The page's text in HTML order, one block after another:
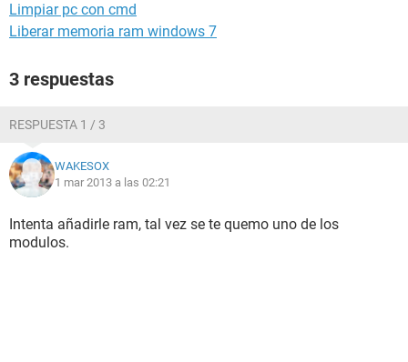
Limpiar pc con cmd
Liberar memoria ram windows 7
3 respuestas
RESPUESTA 1 / 3
WAKESOX
1 mar 2013 a las 02:21
Intenta añadirle ram, tal vez se te quemo uno de los
modulos.